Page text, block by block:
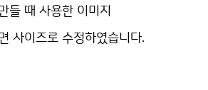
들 때 사용한 이미지
사이즈로 수정하였습니다.